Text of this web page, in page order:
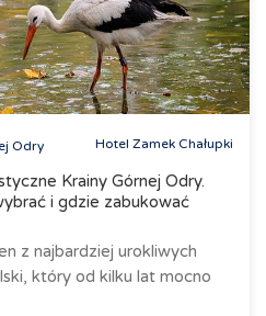
Odry Hotel Zamek Chałupki
Krainy Górnej Odry.
i gdzie zabukować
z najbardziej urokliwych
który od kilku lat mocno